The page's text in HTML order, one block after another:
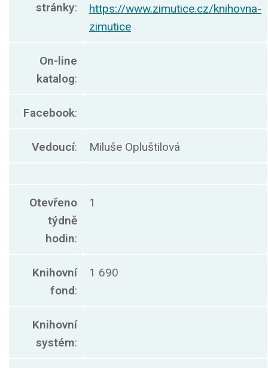
stránky:
https://www.zimutice.cz/knihovna-
zimutice
On-line
katalog:
Facebook:
Vedoucí: Miluše Opluštilová
Otevřeno
týdně
hodin:
1
Knihovní
fond:
1 690
Knihovní
systém: